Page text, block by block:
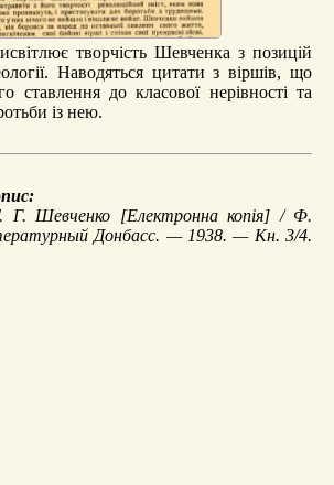
творчість Шевченка з позицій
Наводяться цитати з віршів, що
ставлення до класової нерівності та
із нею.
Г. Шевченко [Електронна копія] / Ф.
Донбасс. — 1938. — Кн. 3/4.